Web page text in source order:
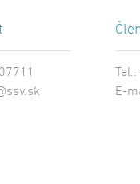
E-